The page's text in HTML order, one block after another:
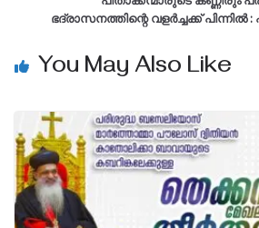
ഭദ്രാസനത്തിന്റെ വളർച്ചക്ക് പിന്നിൽ
You May Also Like